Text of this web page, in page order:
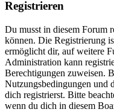
Registrieren
Du musst in diesem Forum
können. Die Registrierung
ermöglicht dir, auf weitere
Administration kann
Berechtigungen zuweisen.
Nutzungsbedingungen und
dich registrierst. Bitte
wenn du dich in diesem